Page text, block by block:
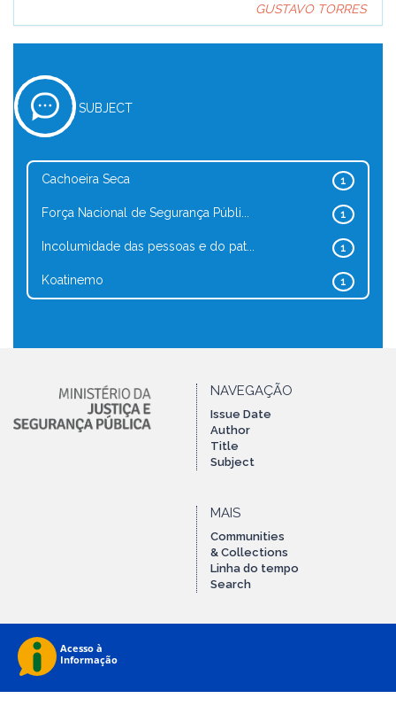
GUSTAVO TORRES
SUBJECT
1
Cachoeira Seca
1
Força Nacional de Segurança Públi...
1
Incolumidade das pessoas e do pat...
1
Koatinemo
NAVEGAÇÃO
Issue Date
Author
Title
Subject
MAIS
Communities
& Collections
Linha do tempo
Search